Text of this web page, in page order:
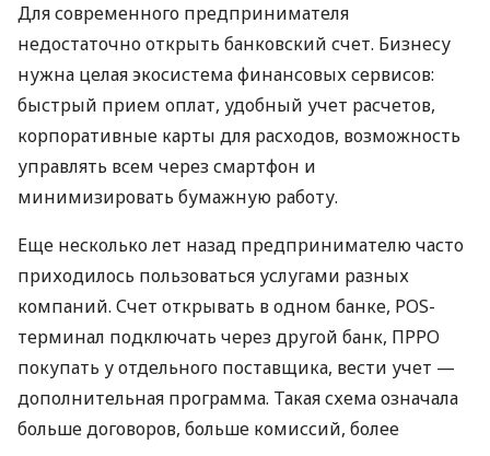
Для современного предпринимателя
недостаточно открыть банковский счет. Бизнесу
нужна целая экосистема финансовых сервисов:
быстрый прием оплат, удобный учет расчетов,
корпоративные карты для расходов, возможность
управлять всем через смартфон и
минимизировать бумажную работу.
Еще несколько лет назад предпринимателю часто
приходилось пользоваться услугами разных
компаний. Счет открывать в одном банке, POS-
терминал подключать через другой банк, ПРРО
покупать у отдельного поставщика, вести учет —
дополнительная программа. Такая схема означала
больше договоров, больше комиссий, более